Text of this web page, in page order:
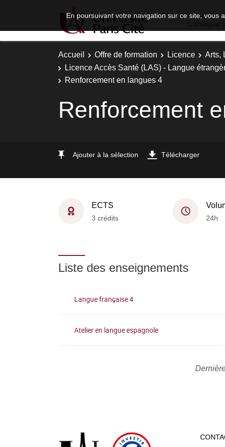
En poursuivant votre navigation sur ce site, vous
Accueil Offre de formation Licence Arts,
Licence Accès Santé (LAS) - Langue
Renforcement en langues 4
Renforcement
Ajouter à la sélection Télécharger
ECTS
3 crédits 24h
Liste des enseignements
Langue française 4
Atelier en langue espagnole